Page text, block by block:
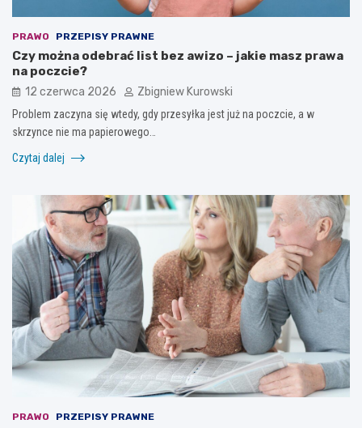
PRAWO PRZEPISY PRAWNE
Czy można odebrać list bez awizo – jakie masz prawa
na poczcie?
12 czerwca 2026 Zbigniew Kurowski
Problem zaczyna się wtedy, gdy przesyłka jest już na poczcie, a w
skrzynce nie ma papierowego…
Czytaj dalej
PRAWO PRZEPISY PRAWNE